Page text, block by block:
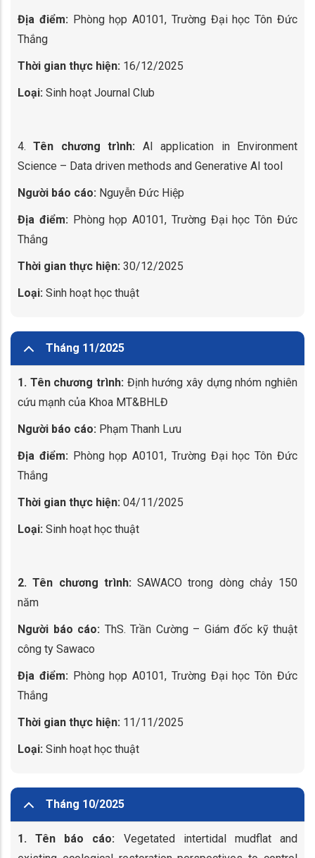
Địa điểm: Phòng họp A0101, Trường Đại học Tôn Đức
Thắng
Thời gian thực hiện: 16/12/2025
Loại: Sinh hoạt Journal Club
4.Tên chương trình: AI application in Environment
Science – Data driven methods and Generative AI tool
Người báo cáo: Nguyễn Đức Hiệp
Địa điểm: Phòng họp A0101, Trường Đại học Tôn Đức
Thắng
Thời gian thực hiện: 30/12/2025
Loại: Sinh hoạt học thuật
Tháng 11/2025
1. Tên chương trình: Định hướng xây dựng nhóm nghiên
cứu mạnh của Khoa MT&BHLĐ
Người báo cáo: Phạm Thanh Lưu
Địa điểm: Phòng họp A0101, Trường Đại học Tôn Đức
Thắng
Thời gian thực hiện: 04/11/2025
Loại: Sinh hoạt học thuật
2. Tên chương trình: SAWACO trong dòng chảy 150
năm
Người báo cáo: ThS. Trần Cường – Giám đốc kỹ thuật
công ty Sawaco
Địa điểm: Phòng họp A0101, Trường Đại học Tôn Đức
Thắng
Thời gian thực hiện: 11/11/2025
Loại: Sinh hoạt học thuật
Tháng 10/2025
1. Tên báo cáo: Vegetated intertidal mudflat and